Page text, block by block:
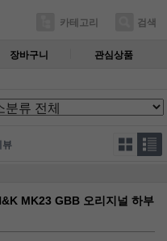
카테고리 검색
장바구니 관심상품
뷰
MK23 GBB 오리지널 하부